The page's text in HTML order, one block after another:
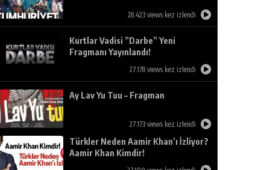
28.423 views kez izlendi
Kurtlar Vadisi ”Darbe” Yeni
Fragmanı Yayınlandı!
27.178 views kez izlendi
Ay Lav Yu Tuu – Fragman
27.173 views kez izlendi
Türkler Neden Aamir Khan’ı İzliyor?
Aamir Khan Kimdir!